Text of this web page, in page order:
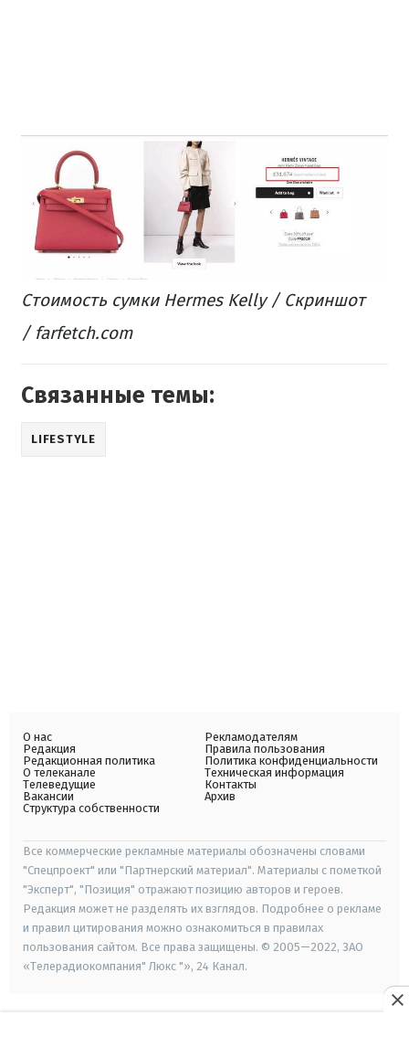
Стоимость сумки Hermes Kelly / Скриншот
/ farfetch.com
Связанные темы:
LIFESTYLE
О нас
Редакция
Редакционная политика
О телеканале
Телеведущие
Вакансии
Структура собственности
Рекламодателям
Правила пользования
Политика конфиденциальности
Техническая информация
Контакты
Архив
Все коммерческие рекламные материалы обозначены словами
"Спецпроект" или "Партнерский материал". Материалы с пометкой
"Эксперт", "Позиция" отражают позицию авторов и героев.
Редакция может не разделять их взглядов. Подробнее о рекламе
и правил цитирования можно ознакомиться в правилах
пользования сайтом. Все права защищены. © 2005—2022, ЗАО
«Телерадиокомпания" Люкс "», 24 Канал.